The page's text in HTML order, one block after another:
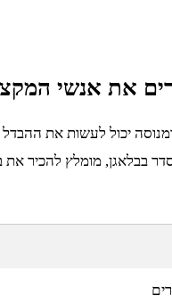
את אנשי
יכול לעשות את
בבלאגן, מומלץ להכיר את